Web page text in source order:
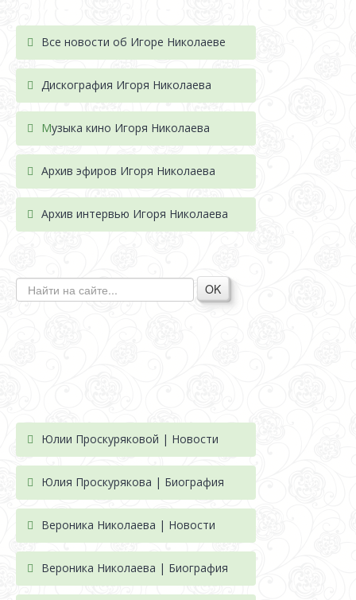
Все новости об Игоре Николаеве
Дискография Игоря Николаева
Музыка кино Игоря Николаева
Архив эфиров Игоря Николаева
Архив интервью Игоря Николаева
OK
Юлии Проскуряковой | Новости
Юлия Проскурякова | Биография
Вероника Николаева | Новости
Вероника Николаева | Биография